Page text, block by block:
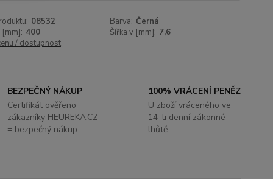
08532 Barva: Černá
400 Šířka v [mm]: 7,6
/ dostupnost
BEZPEČNÝ NÁKUP
Certifikát ověřeno
zákazníky HEUREKA.CZ
= bezpečný nákup
100% VRÁCENÍ PENĚZ
U zboží vráceného ve
14-ti denní zákonné
lhůtě